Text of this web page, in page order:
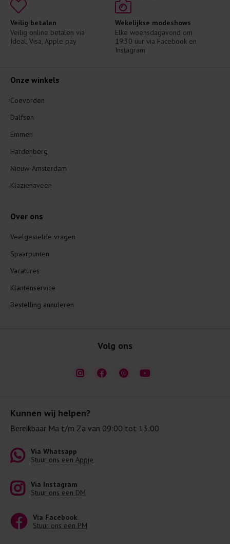
Veilig betalen
Veilig online betalen via
Ideal, Visa, Apple pay
Wekelijkse modeshows
Elke woensdagavond om
19:30 uur via Facebook en
Instagram
Kunnen wij helpen?
Bereikbaar Ma t/m Za van 09:00 tot 13:00
Via Whatsapp
Stuur ons een Appje
Via Instagram
Stuur ons een DM
Via Facebook
Stuur ons een PM
Onze winkels
Coevorden
Dalfsen
Emmen
Hardenberg
Nieuw-Amsterdam
Klazienaveen
Over ons
Veelgestelde vragen
Spaarpunten
Vacatures
Klantenservice
Bestelling annuleren
Volg ons